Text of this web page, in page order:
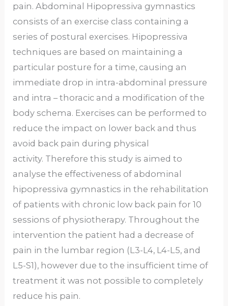
pain. Abdominal Hipopressiva gymnastics
consists of an exercise class containing a
series of postural exercises. Hipopressiva
techniques are based on maintaining a
particular posture for a time, causing an
immediate drop in intra-abdominal pressure
and intra – thoracic and a modification of the
body schema. Exercises can be performed to
reduce the impact on lower back and thus
avoid back pain during physical
activity. Therefore this study is aimed to
analyse the effectiveness of abdominal
hipopressiva gymnastics in the rehabilitation
of patients with chronic low back pain for 10
sessions of physiotherapy. Throughout the
intervention the patient had a decrease of
pain in the lumbar region (L3-L4, L4-L5, and
L5-S1), however due to the insufficient time of
treatment it was not possible to completely
reduce his pain.